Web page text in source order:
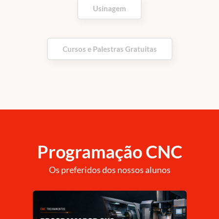
Usinagem
Cursos e Palestras Gratuitas
Programação CNC
Os preferidos dos nossos alunos